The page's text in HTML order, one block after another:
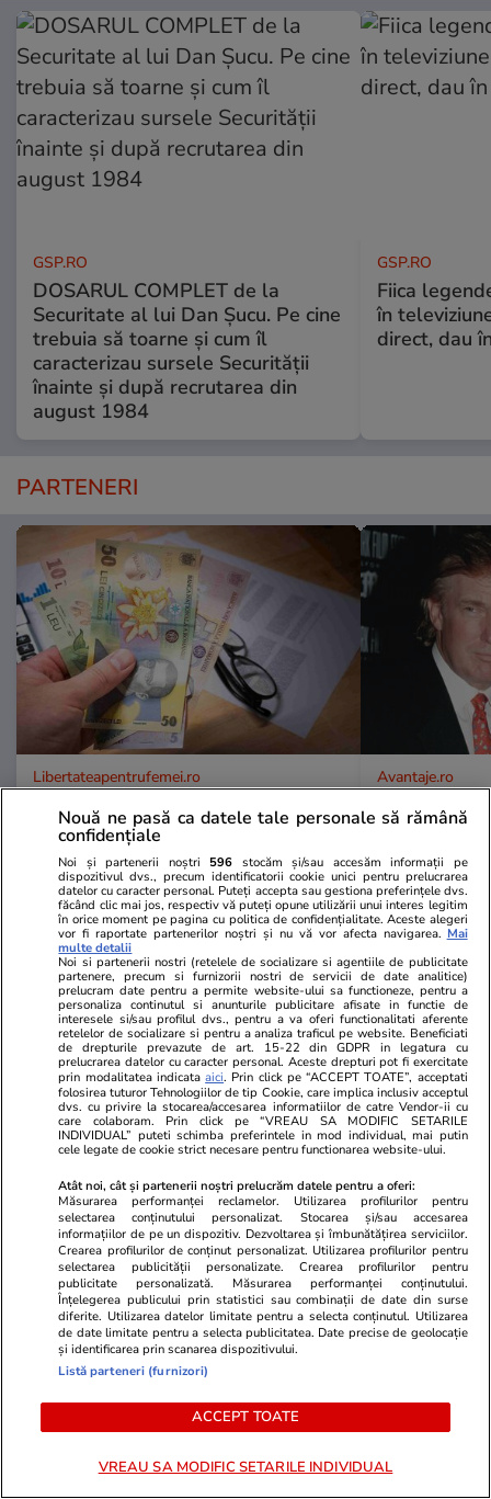
GSP.RO
DOSARUL COMPLET de la
Securitate al lui Dan Șucu. Pe cine
trebuia să toarne și cum îl
caracterizau sursele Securității
înainte și după recrutarea din
august 1984
GSP.RO
Fiica
în
direct, dau
PARTENERI
Libertateapentrufemei.ro
Atenție! Poți primi bani de la stat
dacă-ți îngrijești părinții, bunicii
sau pe cineva vârstnic din familie.
Acum s-a decis! Cum trebuie să
procedezi
Avantaje.ro
Dieta
oricine!
urmează
specialiști!
fiecare zi și
acestui stil
ȘTIRI ROMÂNIA
Politică 29 iul.
Sorin Grindeanu spune care
este primul pas ca România să
aibă un guvern stabil după data
de 15 august
Exclusiv
29 iul.
Diana Buzoianu acuză că
încearcă în zadar să intre în
audiență la procuroarea
Nouă ne pasă ca datele tale personale să rămână
confidențiale
Noi și partenerii noștri 596 stocăm și/sau accesăm informații pe
dispozitivul dvs., precum identificatorii cookie unici pentru prelucrarea
datelor cu caracter personal. Puteți accepta sau gestiona preferințele dvs.
făcând clic mai jos, respectiv vă puteți opune utilizării unui interes legitim
în orice moment pe pagina cu politica de confidențialitate. Aceste alegeri
vor fi raportate partenerilor noștri și nu vă vor afecta navigarea. Mai
multe detalii
Noi si partenerii nostri (retelele de socializare si agentiile de publicitate
partenere, precum si furnizorii nostri de servicii de date analitice)
prelucram date pentru a permite website-ului sa functioneze, pentru a
personaliza continutul si anunturile publicitare afisate in functie de
interesele si/sau profilul dvs., pentru a va oferi functionalitati aferente
retelelor de socializare si pentru a analiza traficul pe website. Beneficiati
de drepturile prevazute de art. 15-22 din GDPR in legatura cu
prelucrarea datelor cu caracter personal. Aceste drepturi pot fi exercitate
prin modalitatea indicataaici. Prin click pe “ACCEPT TOATE”, acceptati
folosirea tuturor Tehnologiilor de tip Cookie, care implica inclusiv acceptul
dvs. cu privire la stocarea/accesarea informatiilor de catre Vendor-ii cu
care colaboram. Prin click pe “VREAU SA MODIFIC SETARILE
INDIVIDUAL” puteti schimba preferintele in mod individual, mai putin
cele legate de cookie strict necesare pentru functionarea website-ului.
Atât noi, cât și partenerii noștri prelucrăm datele pentru a oferi:
Măsurarea performanței reclamelor. Utilizarea profilurilor pentru
selectarea conținutului personalizat. Stocarea și/sau accesarea
informațiilor de pe un dispozitiv. Dezvoltarea și îmbunătățirea serviciilor.
Crearea profilurilor de conținut personalizat. Utilizarea profilurilor pentru
selectarea publicității personalizate. Crearea profilurilor pentru
publicitate personalizată. Măsurarea performanței conținutului.
Înțelegerea publicului prin statistici sau combinații de date din surse
diferite. Utilizarea datelor limitate pentru a selecta conținutul. Utilizarea
de date limitate pentru a selecta publicitatea. Date precise de geolocație
și identificarea prin scanarea dispozitivului.
Listă parteneri (furnizori)
ACCEPT TOATE
VREAU SA MODIFIC SETARILE INDIVIDUAL